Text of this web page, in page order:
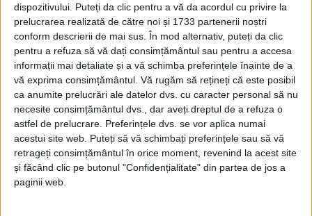
dispozitivului. Puteți da clic pentru a vă da acordul cu privire la
prelucrarea realizată de către noi și 1733 partenerii noștri
conform descrierii de mai sus. În mod alternativ, puteți da clic
pentru a refuza să vă dați consimțământul sau pentru a accesa
informații mai detaliate și a vă schimba preferințele înainte de a
vă exprima consimțământul. Vă rugăm să rețineți că este posibil
ca anumite prelucrări ale datelor dvs. cu caracter personal să nu
necesite consimțământul dvs., dar aveți dreptul de a refuza o
astfel de prelucrare. Preferințele dvs. se vor aplica numai
acestui site web. Puteți să vă schimbați preferințele sau să vă
retrageți consimțământul în orice moment, revenind la acest site
și făcând clic pe butonul "Confidențialitate" din partea de jos a
paginii web.
CARAŞ-SEVERIN – Dacă de unele afecţiuni chiar că n-am mai
auzit de mult, de cele psihice auzim din ce în ce mai des!
Arhive
A
r